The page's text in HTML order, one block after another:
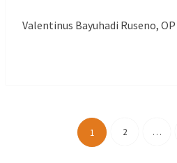
Valentinus Bayuhadi Ruseno, OP
1 2 …